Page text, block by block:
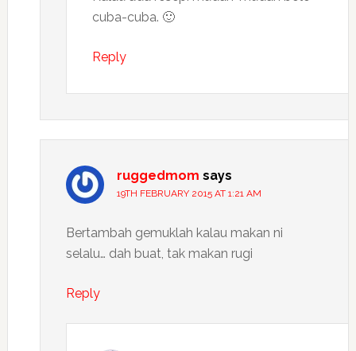
cuba-cuba. 🙂
Reply
ruggedmom says
19TH FEBRUARY 2015 AT 1:21 AM
Bertambah gemuklah kalau makan ni
selalu… dah buat, tak makan rugi
Reply